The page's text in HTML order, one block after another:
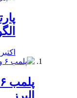
اکتبر 22, 2019